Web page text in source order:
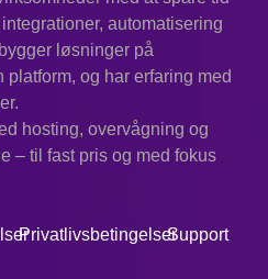
automatisering
løsninger på
platform, og har erfaring med
hosting, overvågning og
– til fast pris og med fokus
PrivatlivsbetingelserSupport